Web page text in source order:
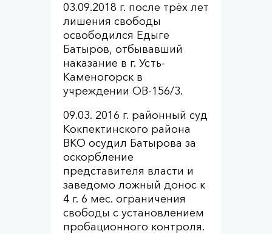
03.09.2018 г. после трёх лет
лишения свободы
освободился Едыге
Батыров, отбывавший
наказание в г. Усть-
Каменогорск в
учреждении ОВ-156/3.
09.03. 2016 г. районный суд
Кокпектинского района
ВКО осудил Батырова за
оскорбление
представителя власти и
заведомо ложный донос к
4 г. 6 мес. ограничения
свободы с установлением
пробационного контроля.